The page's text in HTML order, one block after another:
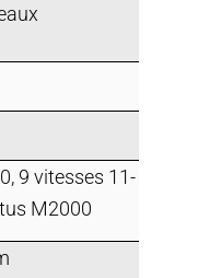
9 vitesses 11-
M2000